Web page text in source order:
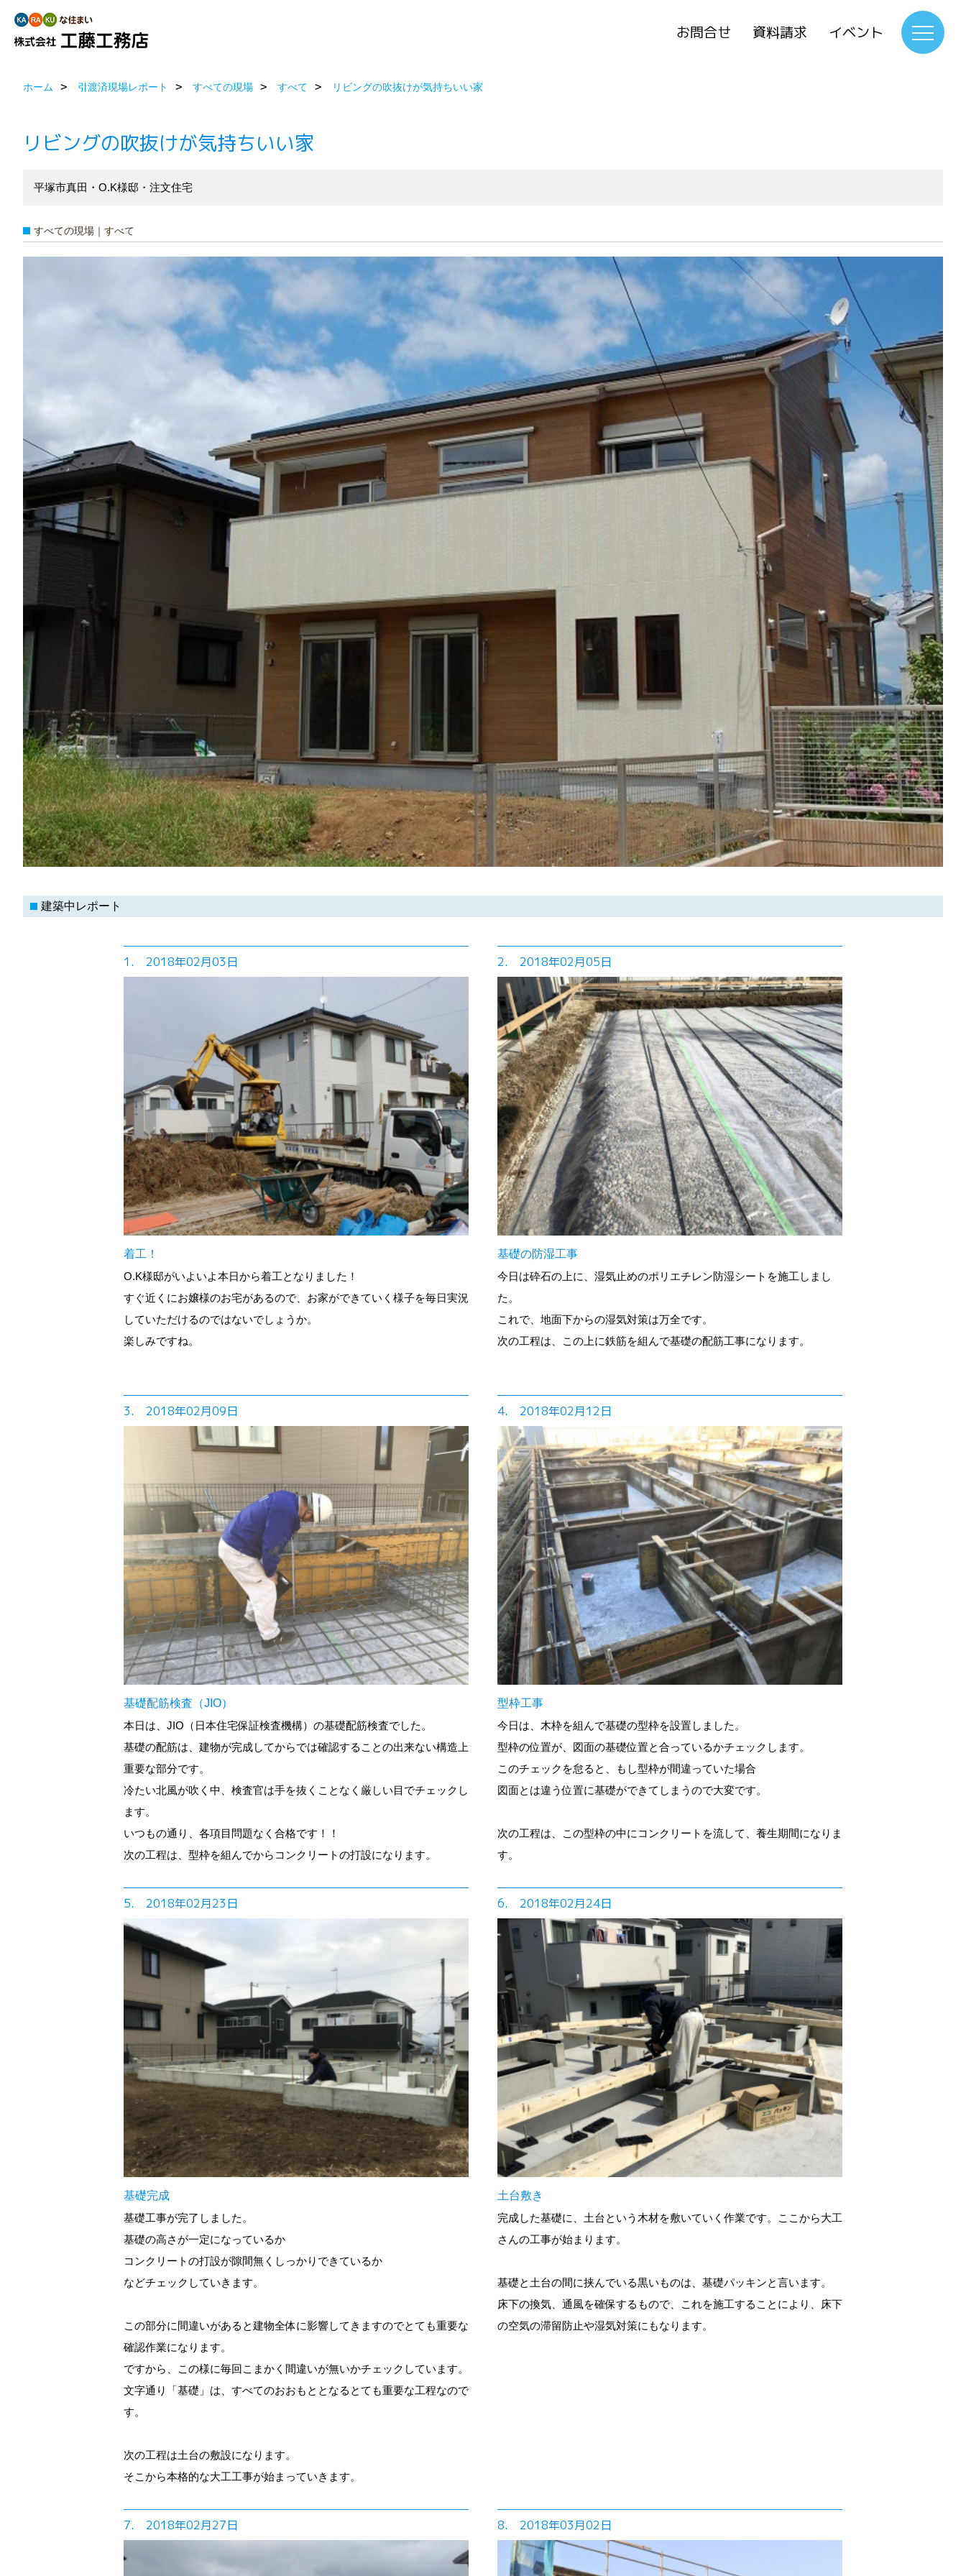
お問合せ 資料請求 イベント
ホーム 引渡済現場レポート すべての現場 すべて リビングの吹抜けが気持ちいい家
リビングの吹抜けが気持ちいい家
平塚市真田・O.K様邸・注文住宅
すべての現場｜すべて
建築中レポート
1. 2018年02月03日
着工！
O.K様邸がいよいよ本日から着工となりました！
すぐ近くにお嬢様のお宅があるので、お家ができていく様子を毎日実況
していただけるのではないでしょうか。
楽しみですね。
2. 2018年02月05日
基礎の防湿工事
今日は砕石の上に、湿気止めのポリエチレン防湿シートを施工しまし
た。
これで、地面下からの湿気対策は万全です。
次の工程は、この上に鉄筋を組んで基礎の配筋工事になります。
3. 2018年02月09日
基礎配筋検査（JIO）
本日は、JIO（日本住宅保証検査機構）の基礎配筋検査でした。
基礎の配筋は、建物が完成してからでは確認することの出来ない構造上
重要な部分です。
冷たい北風が吹く中、検査官は手を抜くことなく厳しい目でチェックし
ます。
いつもの通り、各項目問題なく合格です！！
次の工程は、型枠を組んでからコンクリートの打設になります。
4. 2018年02月12日
型枠工事
今日は、木枠を組んで基礎の型枠を設置しました。
型枠の位置が、図面の基礎位置と合っているかチェックします。
このチェックを怠ると、もし型枠が間違っていた場合
図面とは違う位置に基礎ができてしまうので大変です。
次の工程は、この型枠の中にコンクリートを流して、養生期間になりま
す。
5. 2018年02月23日
基礎完成
基礎工事が完了しました。
基礎の高さが一定になっているか
コンクリートの打設が隙間無くしっかりできているか
などチェックしていきます。
この部分に間違いがあると建物全体に影響してきますのでとても重要な
確認作業になります。
ですから、この様に毎回こまかく間違いが無いかチェックしています。
文字通り「基礎」は、すべてのおおもととなるとても重要な工程なので
す。
次の工程は土台の敷設になります。
そこから本格的な大工工事が始まっていきます。
6. 2018年02月24日
土台敷き
完成した基礎に、土台という木材を敷いていく作業です。ここから大工
さんの工事が始まります。
基礎と土台の間に挟んでいる黒いものは、基礎パッキンと言います。
床下の換気、通風を確保するもので、これを施工することにより、床下
の空気の滞留防止や湿気対策にもなります。
7. 2018年02月27日 8. 2018年03月02日